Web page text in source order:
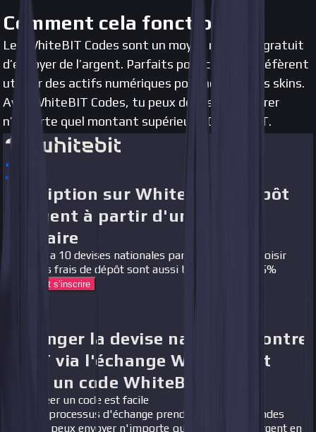
Comment cela fonctionne ?
Les WhiteBIT Codes sont un moyen rapide et gratuit
d’envoyer de l’argent. Parfaits pour ceux qui préfèrent
utiliser des actifs numériques pour acheter des skins.
Avec WhiteBIT Codes, tu peux déposer et retirer
n’importe quel montant supérieur à 0,01 USDT.
Inscription sur WhiteBIT et dépôt
d'argent à partir d'une carte
bancaire
Il y a 10 devises nationales parmi lesquelles choisir
Les frais de dépôt sont aussi bas que 0,2 à 3,5%
Comment s’inscrire
Échanger la devise nationale contre
USDT via l'échange WhiteBIT et
créer un code WhiteBIT
Créer un code est facile
Le processus d'échange prend quelques secondes
Tu peux envoyer n'importe quelle somme d'argent en